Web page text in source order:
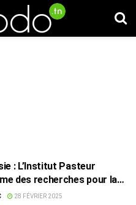
: L’Institut Pasteur
des recherches pour la
de vaccins à base
28 FÉVRIER 2025